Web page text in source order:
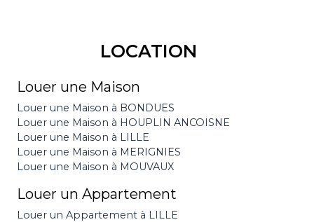
LOCATION
Louer une Maison
Louer une Maison à BONDUES
Louer une Maison à HOUPLIN ANCOISNE
Louer une Maison à LILLE
Louer une Maison à MERIGNIES
Louer une Maison à MOUVAUX
Louer un Appartement
Louer un Appartement à LILLE